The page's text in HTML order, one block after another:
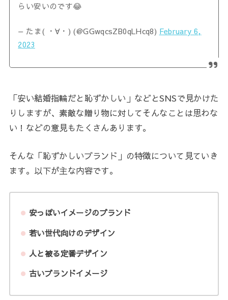
らい安いのです😂
— たま( ・∀・) (@GGwqcsZB0qLHcq8) February 6,
2023
「安い結婚指輪だと恥ずかしい」などとSNSで見かけた
りしますが、素敵な贈り物に対してそんなことは思わな
い！などの意見もたくさんあります。
そんな「恥ずかしいブランド」の特徴について見ていき
ます。以下が主な内容です。
安っぽいイメージのブランド
若い世代向けのデザイン
人と被る定番デザイン
古いブランドイメージ